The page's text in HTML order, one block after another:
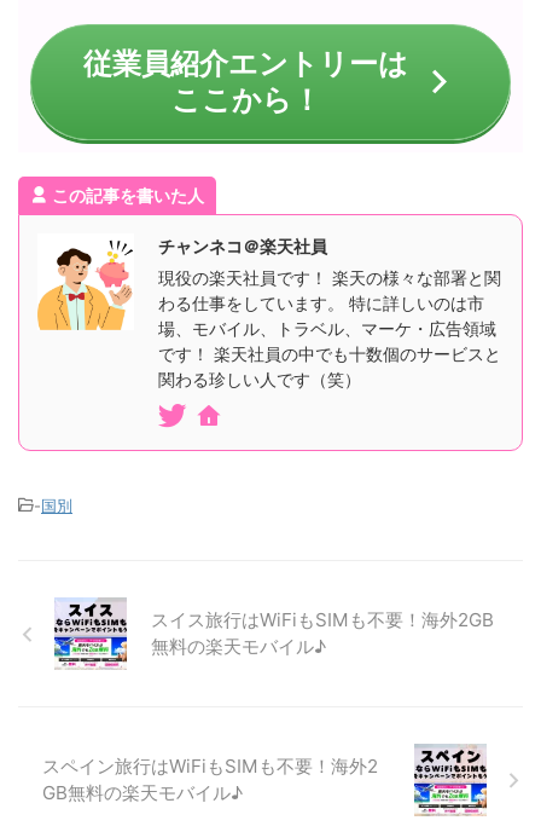
従業員紹介エントリーは
ここから！
この記事を書いた人
チャンネコ＠楽天社員
現役の楽天社員です！ 楽天の様々な部署と関
わる仕事をしています。 特に詳しいのは市
場、モバイル、トラベル、マーケ・広告領域
です！ 楽天社員の中でも十数個のサービスと
関わる珍しい人です（笑）
-国別
スイス旅行はWiFiもSIMも不要！海外2GB
無料の楽天モバイル♪
スペイン旅行はWiFiもSIMも不要！海外2
GB無料の楽天モバイル♪